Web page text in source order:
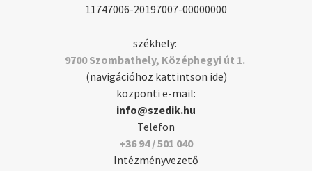
11747006-20197007-00000000
székhely:
9700 Szombathely, Középhegyi út 1.
(navigációhoz kattintson ide)
központi e-mail:
info@szedik.hu
Telefon
+36 94 / 501 040
Intézményvezető